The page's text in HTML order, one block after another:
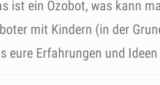
ist ein Ozobot, was kann
mit Kindern (in der